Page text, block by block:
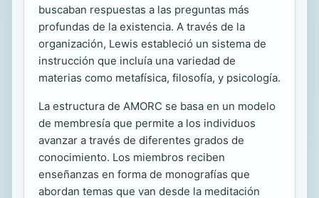
buscaban respuestas a las preguntas más
profundas de la existencia. A través de la
organización, Lewis estableció un sistema de
instrucción que incluía una variedad de
materias como metafísica, filosofía, y psicología.
La estructura de AMORC se basa en un modelo
de membresía que permite a los individuos
avanzar a través de diferentes grados de
conocimiento. Los miembros reciben
enseñanzas en forma de monografías que
abordan temas que van desde la meditación